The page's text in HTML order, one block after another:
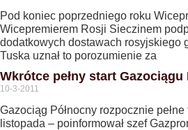
Pod koniec poprzedniego roku
Wicepremierem Rosji Sieczinem
dodatkowych dostawach rosyjskiego
Tuska uznał to porozumienie za
Wkrótce pełny start Gazociągu
10-3-2011
Gazociąg Północny rozpocznie
listopada – poinformował szef